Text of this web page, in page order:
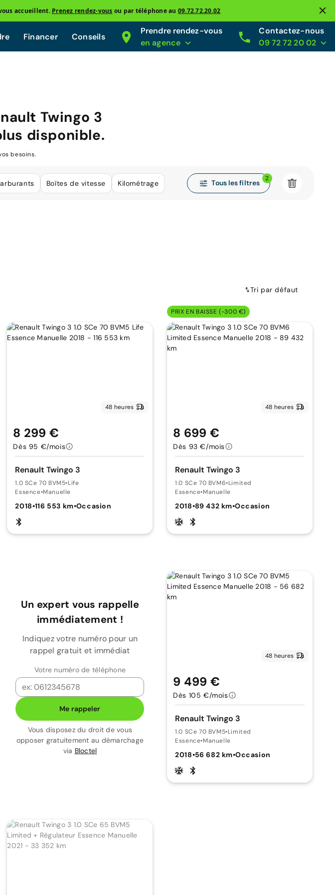
accueillent. Prenez rendez-vous ou par téléphone au 09.72.72.20.02
Financer Conseils
Prendre rendez-vous
en agence
Contactez-nous
09 72 72 20 02
Twingo 3
disponible.
besoins.
Boîtes de vitesse Kilométrage Tous les filtres
2
Tri par défaut
48 heures
Renault Twingo 3
1.0 SCe 70 BVM5•Life
Essence•Manuelle
2018•116 553 km•Occasion
8 299 €
Dès 95 €/mois
PRIX EN BAISSE (-300 €)
48 heures
Renault Twingo 3
1.0 SCe 70 BVM6•Limited
Essence•Manuelle
2018•89 432 km•Occasion
8 699 €
Dès 93 €/mois
Un expert vous rappelle
immédiatement !
Indiquez votre numéro pour un
rappel gratuit et immédiat
Votre numéro de téléphone
Me rappeler
Vous disposez du droit de vous
opposer gratuitement au démarchage
via Bloctel
48 heures
Renault Twingo 3
1.0 SCe 70 BVM5•Limited
Essence•Manuelle
2018•56 682 km•Occasion
9 499 €
Dès 105 €/mois